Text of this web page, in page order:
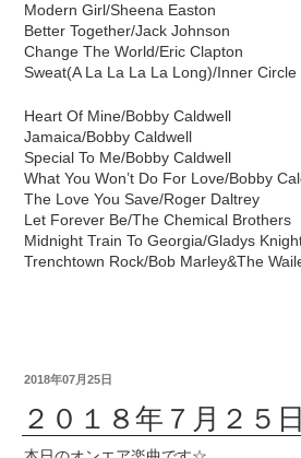
Modern Girl/Sheena Easton
Better Together/Jack Johnson
Change The World/Eric Clapton
Sweat(A La La La La Long)/Inner Circle
Heart Of Mine/Bobby Caldwell
Jamaica/Bobby Caldwell
Special To Me/Bobby Caldwell
What You Won’t Do For Love/Bobby
The Love You Save/Roger Daltrey
Let Forever Be/The Chemical Brothers
Midnight Train To Georgia/Gladys
Trenchtown Rock/Bob Marley&The
2018年07月25日
２０１８年７月２５